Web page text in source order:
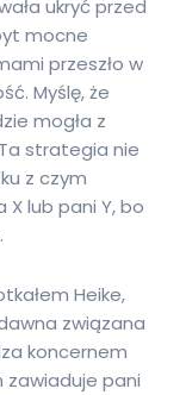
ukryć przed
mocne
przeszło w
Myślę, że
mogła z
strategia nie
z czym
lub pani Y, bo
Heike,
związana
koncernem
zawiaduje pani